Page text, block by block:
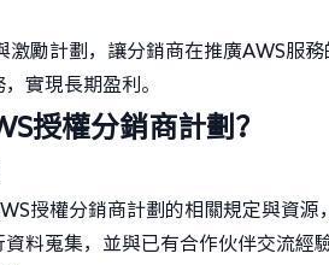
激勵計劃，讓分銷商在推廣AWS服
實現長期盈利。
授權分銷商計劃？
授權分銷商計劃的相關規定與資
料蒐集，並與已有合作伙伴交流經驗